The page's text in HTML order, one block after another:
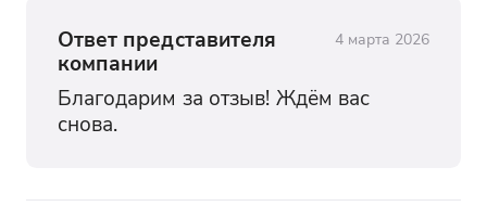
Ответ представителя
компании
4 марта 2026
Благодарим за отзыв! Ждём вас
снова.